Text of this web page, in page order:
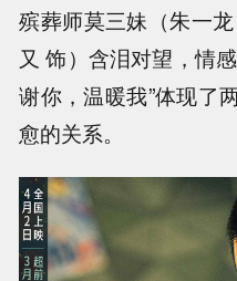
殡葬师莫三妹（朱一龙
又 饰） 含泪对望 ，情
谢你，温暖我”体现了
愈的关系。